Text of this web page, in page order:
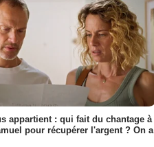
appartient : qui fait du chantage à
pour récupérer l'argent ? On a